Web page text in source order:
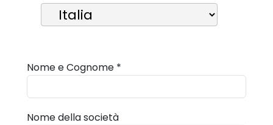
Nome e Cognome *
Nome della società